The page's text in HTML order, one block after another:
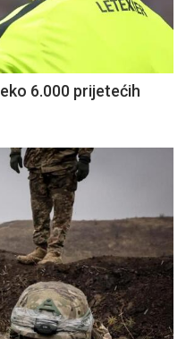
6.000 prijetećih